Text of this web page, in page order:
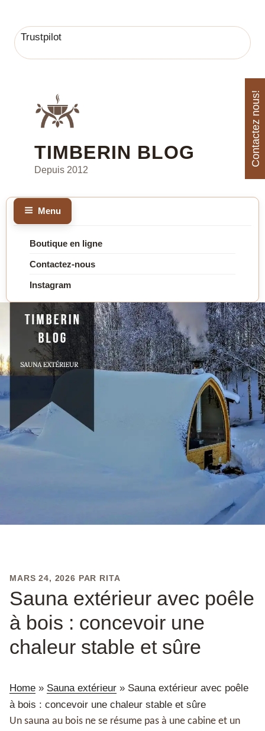
Trustpilot
TIMBERIN BLOG
Depuis 2012
Menu
Boutique en ligne
Contactez-nous
Instagram
PUBLIÉ
LE
MARS 24, 2026 PAR RITA
Sauna extérieur avec poêle
à bois : concevoir une
chaleur stable et sûre
Home » Sauna extérieur » Sauna extérieur avec poêle
à bois : concevoir une chaleur stable et sûre
Un sauna au bois ne se résume pas à une cabine et un
Contactez nous!